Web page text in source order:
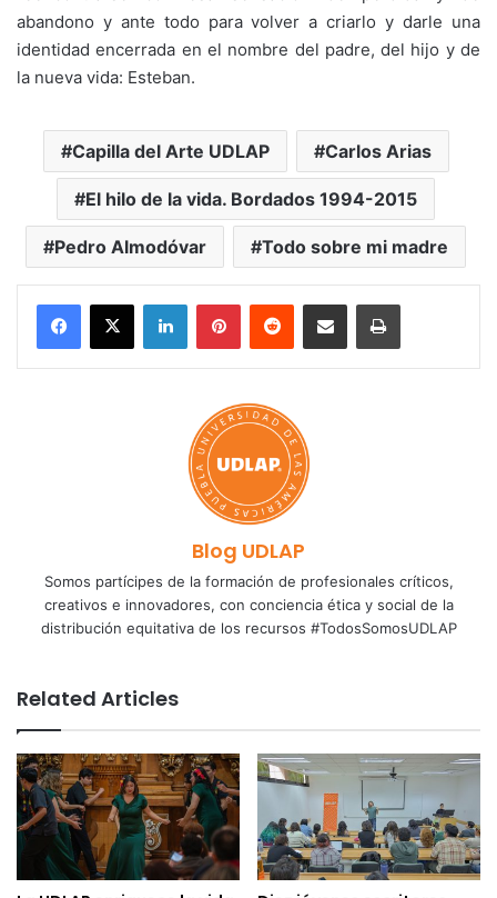
abandono y ante todo para volver a criarlo y darle una
identidad encerrada en el nombre del padre, del hijo y de
la nueva vida: Esteban.
Capilla del Arte UDLAP Carlos Arias
El hilo de la vida. Bordados 1994-2015
Pedro Almodóvar Todo sobre mi madre
LinkedInPinterestReddit Share via Email Print
Blog UDLAP
Somos partícipes de la formación de profesionales críticos,
creativos e innovadores, con conciencia ética y social de la
distribución equitativa de los recursos #TodosSomosUDLAP
Related Articles